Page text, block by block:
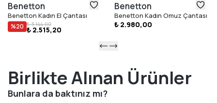
Benetton
Benetton Kadın El Çantası
%20 ₺ 3.144,00
₺ 2.515,20
Benetton
Benetton Kadın Omuz Çantası
₺ 2.980,00
Birlikte Alınan Ürünler
Bunlara da baktınız mı?